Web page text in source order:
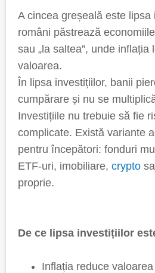
A cincea greșeală este lipsa
români păstrează
sau „la saltea”, unde inflația
valoarea.
În lipsa investițiilor, banii
cumpărare și nu se
Investițiile nu trebuie să fie
complicate. Există variante
pentru începători: fonduri
ETF-uri, imobiliare, crypto
proprie.
De ce lipsa investițiilor
Inflația reduce